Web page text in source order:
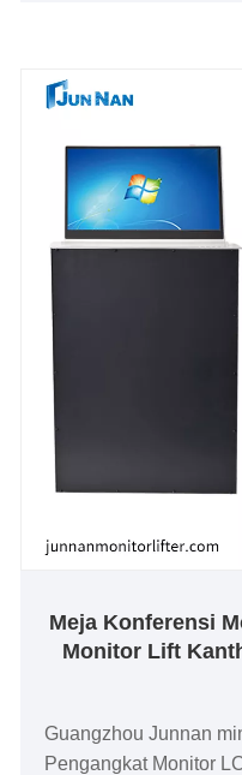
bledug sing ditutup,
penyelidikan panas
pemisahan panas
sing dawa.
Meja Konferensi
Monitor Lift
Guangzhou Junnan
Pengangkat Monitor